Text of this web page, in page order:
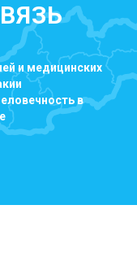
и медицинских
в